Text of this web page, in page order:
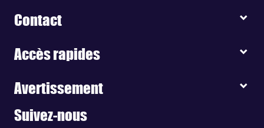
Contact
Accès rapides
Avertissement
Suivez-nous